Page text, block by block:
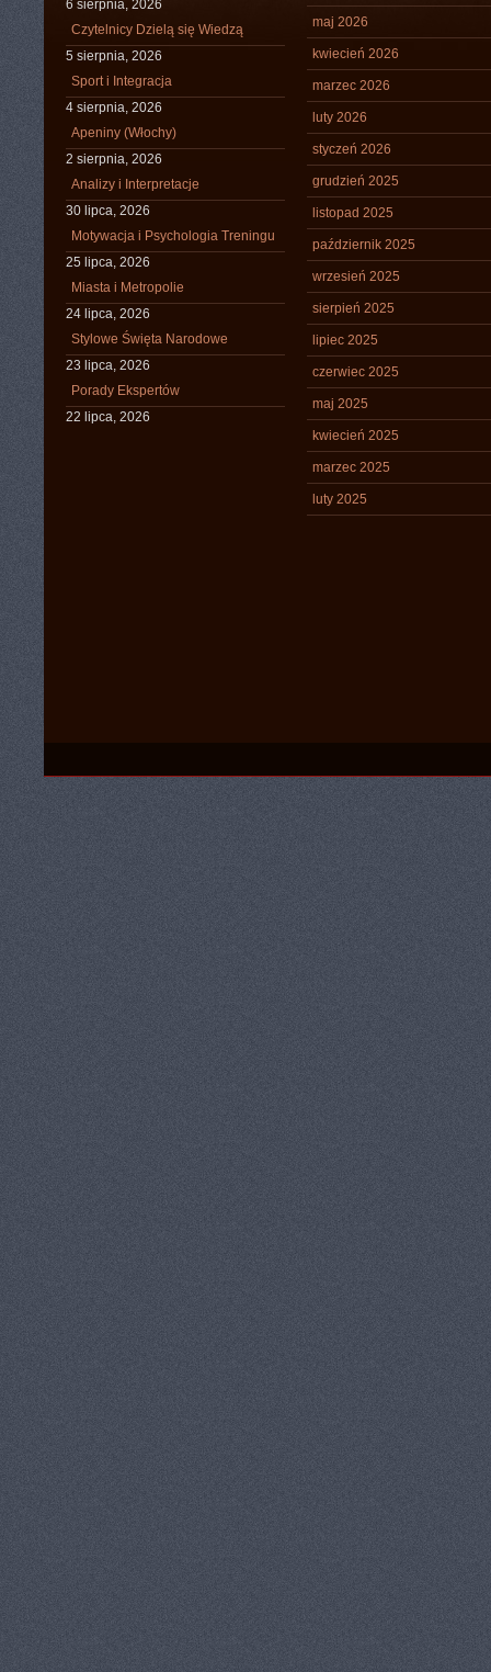
6 sierpnia, 2026
Czytelnicy Dzielą się Wiedzą
5 sierpnia, 2026
Sport i Integracja
4 sierpnia, 2026
Apeniny (Włochy)
2 sierpnia, 2026
Analizy i Interpretacje
30 lipca, 2026
Motywacja i Psychologia Treningu
25 lipca, 2026
Miasta i Metropolie
24 lipca, 2026
Stylowe Święta Narodowe
23 lipca, 2026
Porady Ekspertów
22 lipca, 2026
maj 2026
kwiecień 2026
marzec 2026
luty 2026
styczeń 2026
grudzień 2025
listopad 2025
październik 2025
wrzesień 2025
sierpień 2025
lipiec 2025
czerwiec 2025
maj 2025
kwiecień 2025
marzec 2025
luty 2025